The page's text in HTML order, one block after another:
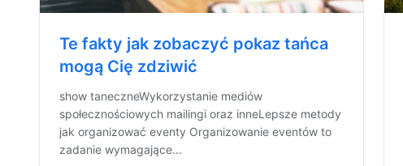
Te fakty jak zobaczyć pokaz tańca
mogą Cię zdziwić
show taneczneWykorzystanie mediów
społecznościowych mailingi oraz inneLepsze metody
jak organizować eventy Organizowanie eventów to
zadanie wymagające...